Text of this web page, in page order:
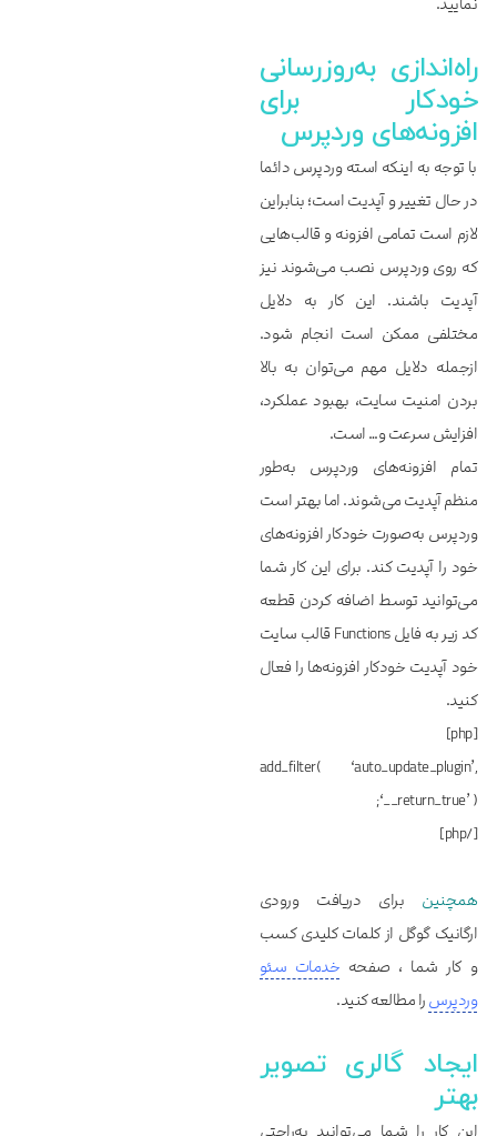
راه‌اندازی به‌روزرسانی
خودکار برای
افزونه‌های وردپرس
با توجه به اینکه استه وردپرس دائما
در حال تغییر و آپدیت است؛ بنابراین
لازم است تمامی افزونه و قالب‌هایی
که روی وردپرس نصب می‌شوند نیز
آپدیت باشند. این کار به دلایل
مختلفی ممکن است انجام شود.
ازجمله دلایل مهم می‌توان به بالا
بردن امنیت سایت، بهبود عملکرد،
افزایش سرعت و… است.
تمام افزونه‌های وردپرس به‌طور
منظم آپدیت می‌شوند. اما بهتر است
وردپرس به‌صورت خودکار افزونه‌های
خود را آپدیت کند. برای این کار شما
می‌توانید توسط اضافه کردن قطعه
کد زیر به فایل Functions قالب سایت
خود آپدیت خودکار افزونه‌ها را فعال
کنید.
[php]
add_filter( ‘auto_update_plugin’,
‘__return_true’ );
[/php]
همچنین برای دریافت ورودی
ارگانیک گوگل از کلمات کلیدی کسب
و کار شما ، صفحه خدمات سئو
وردپرسرا مطالعه کنید.
ایجاد گالری تصویر
بهتر
این کار را شما می‌توانید به‌راحتی